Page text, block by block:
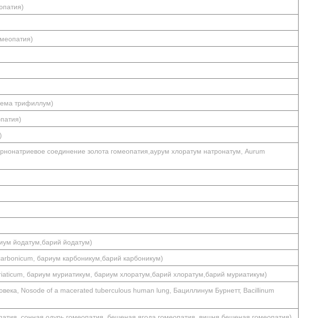
трифиллум)
соединение золота гомеопатия,аурум хлоратум натронатум, Aurum
йодатум,барий йодатум)
бариум карбоникум,барий карбоникум)
бариум муриатикум, бариум хлоратум,барий хлоратум,барий муриатикум)
Nosode of a macerated tuberculous human lung, Бациллинум Бурнетт, Bacillinum